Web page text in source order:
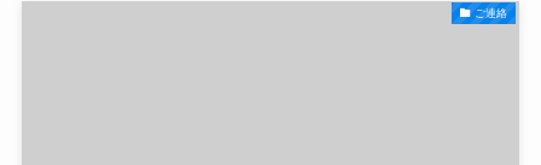
ご連絡